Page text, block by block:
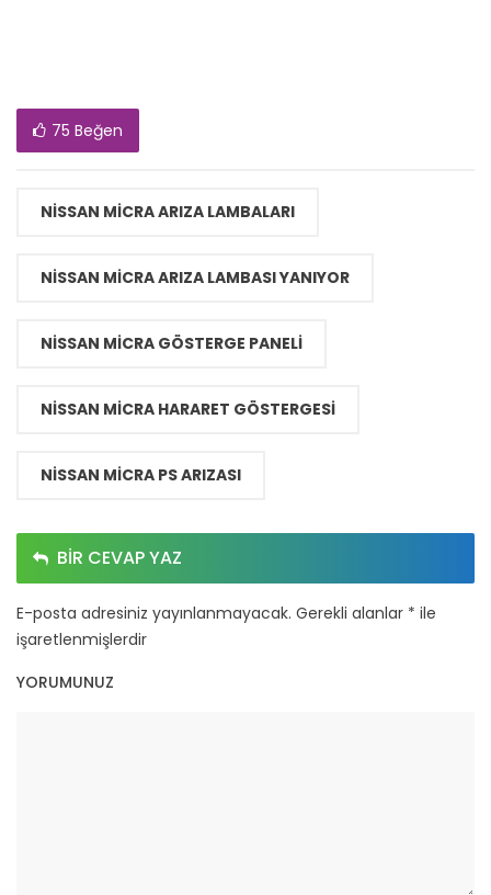
75 Beğen
NISSAN MICRA ARIZA LAMBALARI
NISSAN MICRA ARIZA LAMBASI YANIYOR
NISSAN MICRA GÖSTERGE PANELI
NISSAN MICRA HARARET GÖSTERGESI
NISSAN MICRA PS ARIZASI
BIR CEVAP YAZ
E-posta adresiniz yayınlanmayacak. Gerekli alanlar * ile
işaretlenmişlerdir
YORUMUNUZ